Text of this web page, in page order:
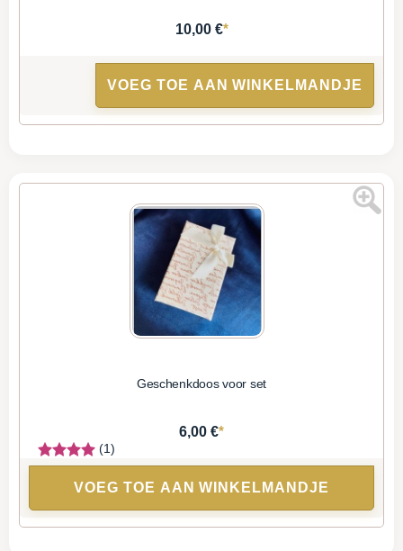
10,00 €*
VOEG TOE AAN WINKELMANDJE
Geschenkdoos voor set
6,00 €*
(1)
VOEG TOE AAN WINKELMANDJE